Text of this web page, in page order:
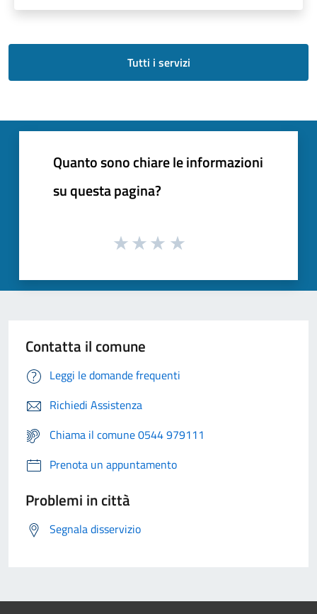
Tutti i servizi
Quanto sono chiare le informazioni
su questa pagina?
Contatta il comune
Leggi le domande frequenti
Richiedi Assistenza
Chiama il comune 0544 979111
Prenota un appuntamento
Problemi in città
Segnala disservizio